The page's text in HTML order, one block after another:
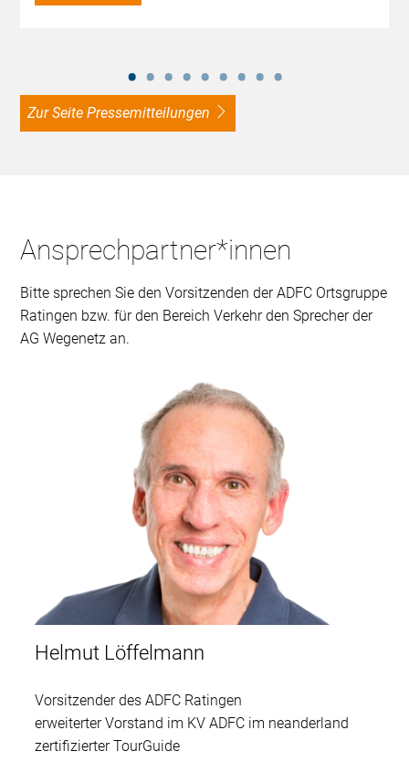
zur Seite Pressemitteilungen
Ansprechpartner*innen
Bitte sprechen Sie den Vorsitzenden der ADFC Ortsgruppe
Ratingen bzw. für den Bereich Verkehr den Sprecher der
AG Wegenetz an.
Helmut Löffelmann
Vorsitzender des ADFC Ratingen
erweiterter Vorstand im KV ADFC im neanderland
zertifizierter TourGuide